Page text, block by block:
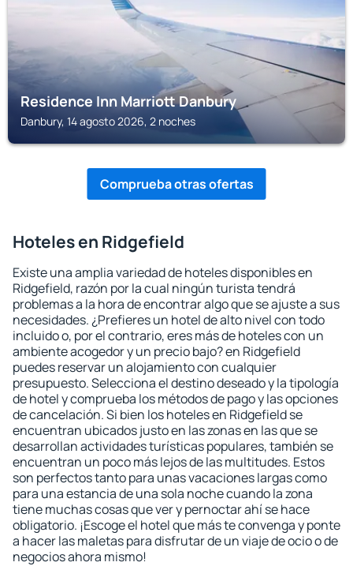
Residence Inn Marriott Danbury
Danbury, 14 agosto 2026, 2 noches
Comprueba otras ofertas
Hoteles en Ridgefield
Existe una amplia variedad de hoteles disponibles en
Ridgefield, razón por la cual ningún turista tendrá
problemas a la hora de encontrar algo que se ajuste a sus
necesidades. ¿Prefieres un hotel de alto nivel con todo
incluido o, por el contrario, eres más de hoteles con un
ambiente acogedor y un precio bajo? en Ridgefield
puedes reservar un alojamiento con cualquier
presupuesto. Selecciona el destino deseado y la tipología
de hotel y comprueba los métodos de pago y las opciones
de cancelación. Si bien los hoteles en Ridgefield se
encuentran ubicados justo en las zonas en las que se
desarrollan actividades turísticas populares, también se
encuentran un poco más lejos de las multitudes. Estos
son perfectos tanto para unas vacaciones largas como
para una estancia de una sola noche cuando la zona
tiene muchas cosas que ver y pernoctar ahí se hace
obligatorio. ¡Escoge el hotel que más te convenga y ponte
a hacer las maletas para disfrutar de un viaje de ocio o de
negocios ahora mismo!